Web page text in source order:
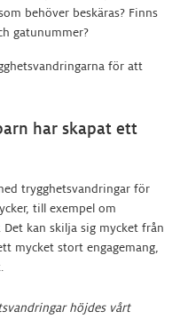
behöver beskäras? Finns
gatunummer?
för att
har skapat ett
trygghetsvandringar för
till exempel om
Det kan skilja sig mycket från
mycket stort engagemang,
höjdes vårt